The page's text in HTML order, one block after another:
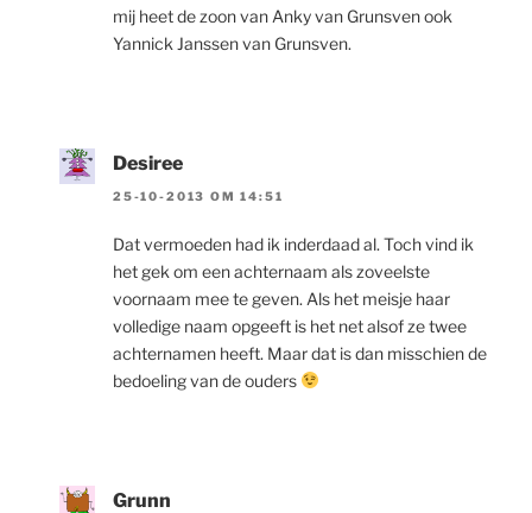
mij heet de zoon van Anky van Grunsven ook
Yannick Janssen van Grunsven.
Desiree
25-10-2013 OM 14:51
Dat vermoeden had ik inderdaad al. Toch vind ik
het gek om een achternaam als zoveelste
voornaam mee te geven. Als het meisje haar
volledige naam opgeeft is het net alsof ze twee
achternamen heeft. Maar dat is dan misschien de
bedoeling van de ouders
Grunn